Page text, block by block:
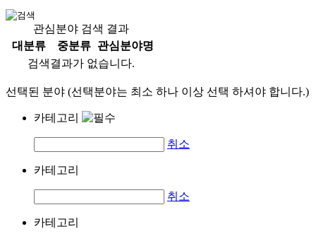
관심분야 검색 결과
대분류
중분류
관심분야명
검색결과가 없습니다.
선택된 분야 (선택분야는 최소 하나 이상 선택 하셔야 합니다.)
카테고리
취소
카테고리
취소
카테고리